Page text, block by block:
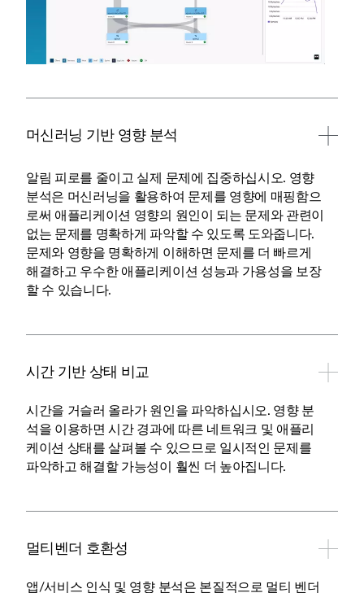
머신러닝 기반 영향 분석
알림 피로를 줄이고 실제 문제에 집중하십시오. 영향
분석은 머신러닝을 활용하여 문제를 영향에 매핑함으
로써 애플리케이션 영향의 원인이 되는 문제와 관련이
없는 문제를 명확하게 파악할 수 있도록 도와줍니다.
문제와 영향을 명확하게 이해하면 문제를 더 빠르게
해결하고 우수한 애플리케이션 성능과 가용성을 보장
할 수 있습니다.
시간 기반 상태 비교
시간을 거슬러 올라가 원인을 파악하십시오. 영향 분
석을 이용하면 시간 경과에 따른 네트워크 및 애플리
케이션 상태를 살펴볼 수 있으므로 일시적인 문제를
파악하고 해결할 가능성이 훨씬 더 높아집니다.
멀티벤더 호환성
앱/서비스 인식 및 영향 분석은 본질적으로 멀티 벤더